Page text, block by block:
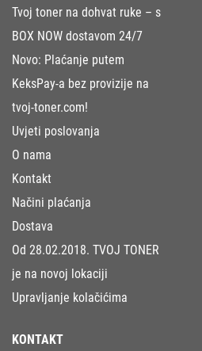
Tvoj toner na dohvat ruke – s
BOX NOW dostavom 24/7
Novo: Plaćanje putem
KeksPay-a bez provizije na
tvoj-toner.com!
Uvjeti poslovanja
O nama
Kontakt
Načini plaćanja
Dostava
Od 28.02.2018. TVOJ TONER
je na novoj lokaciji
Upravljanje kolačićima
KONTAKT